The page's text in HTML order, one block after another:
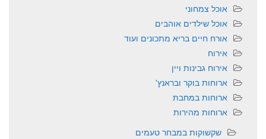
אוכל צמחוני
אוכל שילדים אוהבים
אורח חיים בריא מתכונים ועוד
אירוח
אירוח גבינות ויין
ארוחות בוקר ובראנץ'
ארוחות במחבת
ארוחות מהירות
שקשוקות במבחר טעמים